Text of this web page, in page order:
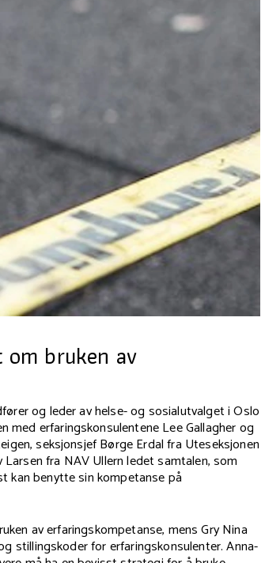
bruken av
og leder av helse- og sosialutvalget i Oslo
erfaringskonsulentene Lee Gallagher og
seksjonsjef Børge Erdal fra Uteseksjonen
fra NAV Ullern ledet samtalen, som
kan benytte sin kompetanse på
av erfaringskompetanse, mens Gry Nina
stillingskoder for erfaringskonsulenter. Anna-